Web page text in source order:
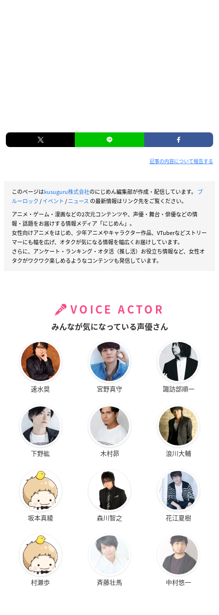
記事の内容について報告する
このページはkusuguru株式会社のにじめん編集部が作成・配信しています。 ブ
ルーロック/イベント /ニュース の最新情報はリンク先をご覧ください。
アニメ・ゲーム・漫画などの2次元コンテンツや、声優・舞台・俳優などの情
報・話題をお届けする情報メディア「にじめん」。
女性向けアニメをはじめ、少年アニメやキャラクター作品、VTuberなどストリー
マーにも幅を広げ、オタクが気になる情報を幅広くお届けしています。
さらに、アンケート・ランキング・オタ活（推し活）お役立ち情報など、女性オ
タクがワクワク楽しめるようなコンテンツも発信しています。
VOICE ACTOR
みんなが気になっている声優さん
速水奨 宮野真守 諏訪部順一
下野紘 木村昴 浪川大輔
坂本真綾 森川智之 花江夏樹
村瀬歩 斉藤壮馬 中村悠一